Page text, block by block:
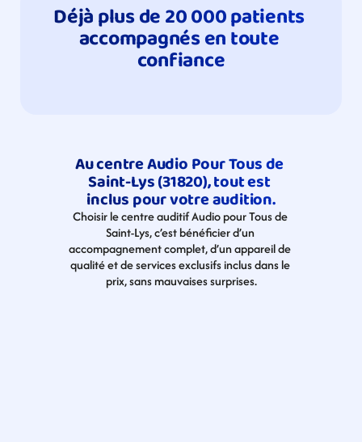
Déjà plus de 20 000 patients
accompagnés en toute
confiance
Au centre Audio Pour Tous de
Saint-Lys (31820), tout est
inclus pour votre audition.
Choisir le centre auditif Audio pour Tous de
Saint-Lys, c’est bénéficier d’un
accompagnement complet, d’un appareil de
qualité et de services exclusifs inclus dans le
prix, sans mauvaises surprises.